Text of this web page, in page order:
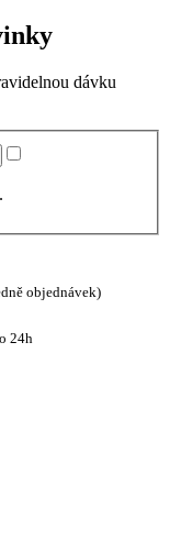
dávku
.
objednávek)
24h